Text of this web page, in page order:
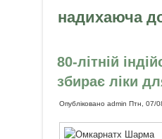
надихаюча
80-літній
збирає ліки
Опублікованоadmin Птн, 07/